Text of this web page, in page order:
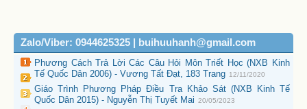
Zalo/Viber: 0944625325 | buihuuhanh@gmail.com
Phương Cách Trả Lời Các Câu Hỏi Môn Triết Học (NXB Kinh
Tế Quốc Dân 2006) - Vương Tất Đạt, 183 Trang 12/11/2020
Giáo Trình Phương Pháp Điều Tra Khảo Sát (NXB Kinh Tế
Quốc Dân 2015) - Nguyễn Thị Tuyết Mai 20/05/2023